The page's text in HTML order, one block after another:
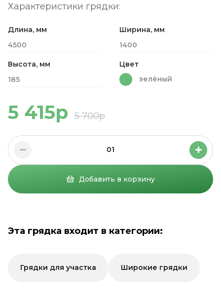
Характеристики грядки:
Длина, мм
4500
Ширина, мм
1400
Высота, мм
185
Цвет
зелёный
5 415р 5 700р
01
Добавить в корзину
Эта грядка входит в категории:
Грядки для участка Широкие грядки